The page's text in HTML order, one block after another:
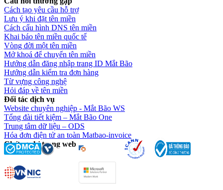
Cách tạo yêu cầu hỗ trợ
Lưu ý khi đặt tên miền
Cách cấu hình DNS tên miền
Khai báo tên miền quốc tế
Vòng đời một tên miền
Mở khoá để chuyển tên miền
Hướng dẫn đăng nhập trang ID Mắt Bão
Hướng dẫn kiểm tra đơn hàng
Từ vựng công nghệ
Hỏi đáp về tên miền
Đối tác dịch vụ
Website chuyên nghiệp - Mắt Bão WS
Tổng đài tiết kiệm – Mắt Bão One
Trung tâm dữ liệu – ODS
Hóa đơn điện tử an toàn Matbao-invoice
Chứng chỉ trang web